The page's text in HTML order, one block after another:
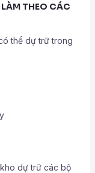
THEO CÁC
thể dự trữ trong
dự trữ các bộ